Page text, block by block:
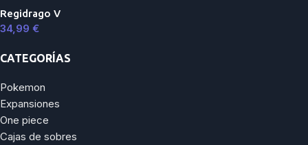
Regidrago V
34,99 €
CATEGORÍAS
Pokemon
Expansiones
One piece
Cajas de sobres